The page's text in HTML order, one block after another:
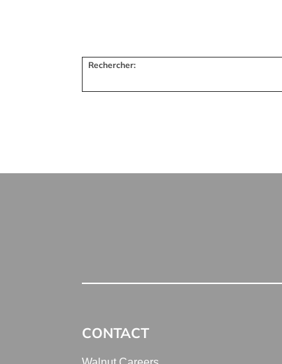
Rechercher:
CONTACT